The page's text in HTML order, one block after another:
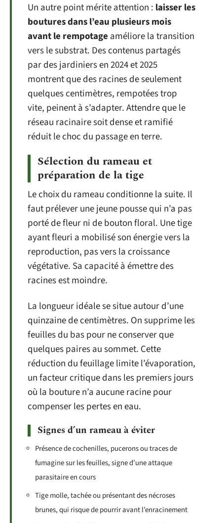
Un autre point mérite attention : laisser les
boutures dans l’eau plusieurs mois
avant le rempotage améliore la transition
vers le substrat. Des contenus partagés
par des jardiniers en 2024 et 2025
montrent que des racines de seulement
quelques centimètres, rempotées trop
vite, peinent à s’adapter. Attendre que le
réseau racinaire soit dense et ramifié
réduit le choc du passage en terre.
Sélection du rameau et
préparation de la tige
Le choix du rameau conditionne la suite. Il
faut prélever une jeune pousse qui n’a pas
porté de fleur ni de bouton floral. Une tige
ayant fleuri a mobilisé son énergie vers la
reproduction, pas vers la croissance
végétative. Sa capacité à émettre des
racines est moindre.
La longueur idéale se situe autour d’une
quinzaine de centimètres. On supprime les
feuilles du bas pour ne conserver que
quelques paires au sommet. Cette
réduction du feuillage limite l’évaporation,
un facteur critique dans les premiers jours
où la bouture n’a aucune racine pour
compenser les pertes en eau.
Signes d’un rameau à éviter
Présence de cochenilles, pucerons ou traces de
fumagine sur les feuilles, signe d’une attaque
parasitaire en cours
Tige molle, tachée ou présentant des nécroses
brunes, qui risque de pourrir avant l’enracinement